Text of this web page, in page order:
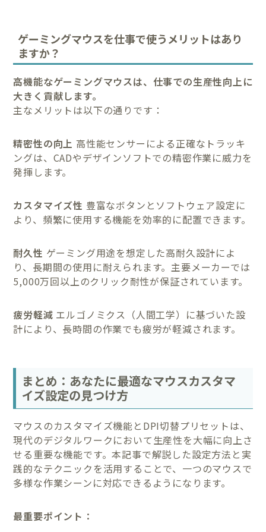
ゲーミングマウスを仕事で使うメリットはあり
ますか？
高機能なゲーミングマウスは、仕事での生産性向上に
大きく貢献します。
主なメリットは以下の通りです：
精密性の向上 高性能センサーによる正確なトラッキ
ングは、CADやデザインソフトでの精密作業に威力を
発揮します。
カスタマイズ性 豊富なボタンとソフトウェア設定に
より、頻繁に使用する機能を効率的に配置できます。
耐久性 ゲーミング用途を想定した高耐久設計によ
り、長期間の使用に耐えられます。主要メーカーでは
5,000万回以上のクリック耐性が保証されています。
疲労軽減 エルゴノミクス（人間工学）に基づいた設
計により、長時間の作業でも疲労が軽減されます。
まとめ：あなたに最適なマウスカスタマ
イズ設定の見つけ方
マウスのカスタマイズ機能とDPI切替プリセットは、
現代のデジタルワークにおいて生産性を大幅に向上さ
せる重要な機能です。本記事で解説した設定方法と実
践的なテクニックを活用することで、一つのマウスで
多様な作業シーンに対応できるようになります。
最重要ポイント：